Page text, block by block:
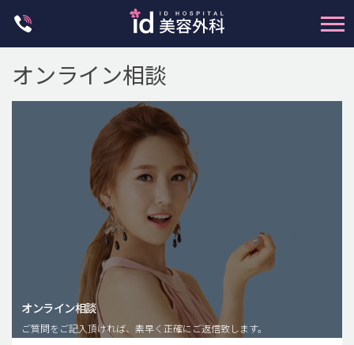
脂肪注入(アンチエイジング)
豊胸手術・バストアップ
オンライン相談
オンライン相談
ご質問をご記入頂ければ、素早く正確にご返信致します。